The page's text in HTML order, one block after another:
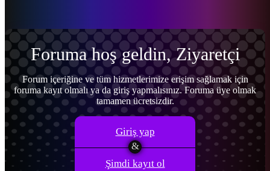
Foruma hoş geldin, Ziyaretçi
Forum içeriğine ve tüm hizmetlerimize erişim sağlamak için
foruma kayıt olmalı ya da giriş yapmalısınız. Foruma üye olmak
tamamen ücretsizdir.
Giriş yap
Şimdi kayıt ol